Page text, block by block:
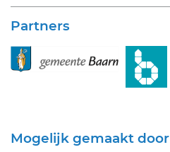
Partners
Mogelijk gemaakt door